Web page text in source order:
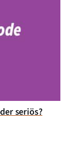
seriös?